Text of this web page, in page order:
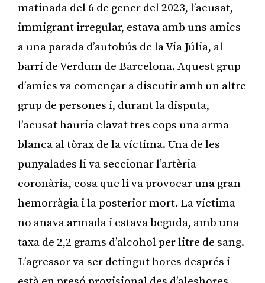
matinada del 6 de gener del 2023, l’acusat,
immigrant irregular, estava amb uns amics
a una parada d’autobús de la Via Júlia, al
barri de Verdum de Barcelona. Aquest grup
d’amics va començar a discutir amb un altre
grup de persones i, durant la disputa,
l’acusat hauria clavat tres cops una arma
blanca al tòrax de la víctima. Una de les
punyalades li va seccionar l’artèria
coronària, cosa que li va provocar una gran
hemorràgia i la posterior mort. La víctima
no anava armada i estava beguda, amb una
taxa de 2,2 grams d’alcohol per litre de sang.
L’agressor va ser detingut hores després i